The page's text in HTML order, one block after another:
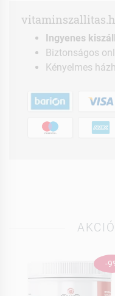
Ingyenes
Biztonságos
Kényelmes
-